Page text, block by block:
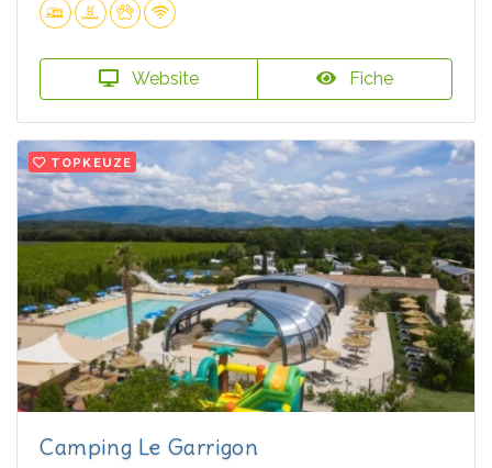
Website Fiche
TOPKEUZE
Camping Le Garrigon